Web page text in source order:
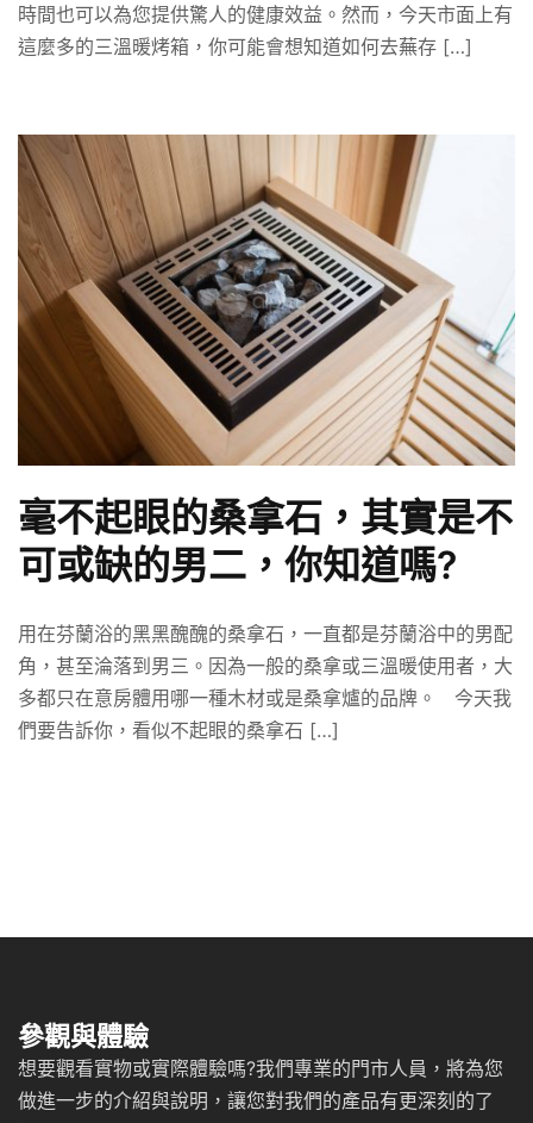
時間也可以為您提供驚人的健康效益。然而，今天市面上有
這麼多的三溫暖烤箱，你可能會想知道如何去蕪存 […]
毫不起眼的桑拿石，其實是不
可或缺的男二，你知道嗎?
用在芬蘭浴的黑黑醜醜的桑拿石，一直都是芬蘭浴中的男配
角，甚至淪落到男三。因為一般的桑拿或三溫暖使用者，大
多都只在意房體用哪一種木材或是桑拿爐的品牌。 今天我
們要告訴你，看似不起眼的桑拿石 […]
參觀與體驗
想要觀看實物或實際體驗嗎?我們專業的門市人員，將為您
做進一步的介紹與說明，讓您對我們的產品有更深刻的了